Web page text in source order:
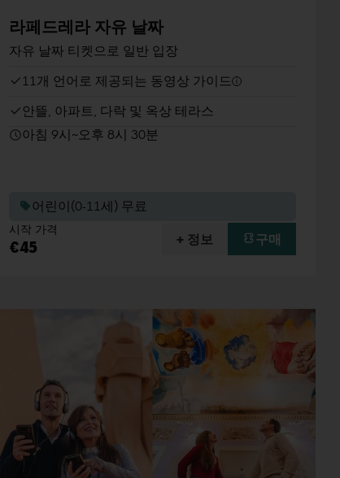
라페드레라 자유 날짜
자유 날짜 티켓으로 일반 입장
11개 언어로 제공되는 동영상 가이드
안뜰, 아파트, 다락 및 옥상 테라스
아침 9시~오후 8시 30분
어린이(0-11세) 무료
시작 가격
€45 + 정보 구매